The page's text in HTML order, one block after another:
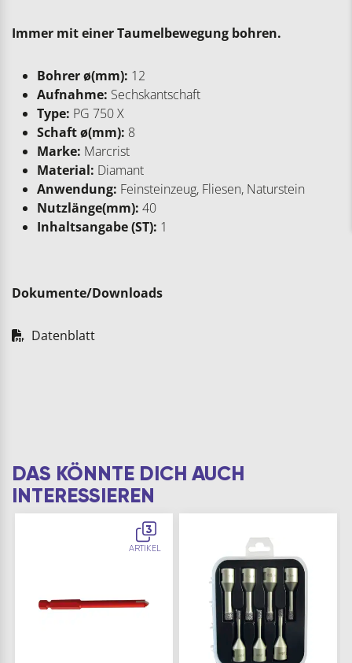
Immer mit einer Taumelbewegung bohren.
Bohrer ø(mm): 12
Aufnahme: Sechskantschaft
Type: PG 750 X
Schaft ø(mm): 8
Marke: Marcrist
Material: Diamant
Anwendung: Feinsteinzeug, Fliesen, Naturstein
Nutzlänge(mm): 40
Inhaltsangabe (ST): 1
Dokumente/Downloads
Datenblatt
DAS KÖNNTE DICH AUCH
INTERESSIEREN
3
ARTIKEL